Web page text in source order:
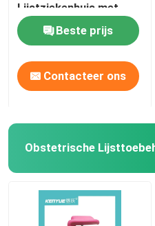
Lijstziekenhuis met
Rem 5 Duimbevers
Beste prijs
Contacteer ons
Obstetrische